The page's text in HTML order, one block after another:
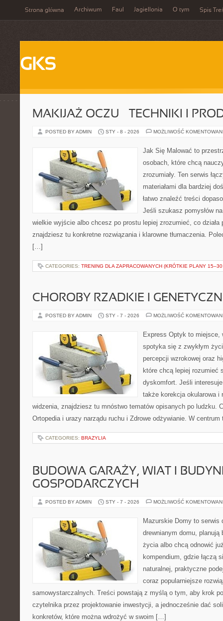
Strona główna Archiwum Faul Jagiellonia O tym Spis
GKS
MAKIJAŻ OCZU – TECHNIKI I
POSTED BY ADMIN STY - 8 - 2026 MOŻLIWOŚĆ
Jak Się Malować to
osobach, które chcą
zrozumiały. Ten serwis
materiałami dla bardziej
łatwo znaleźć treści
Jeśli szukasz pomysłów
wielkie wyjście albo chcesz po prostu lepiej zrozumieć, co działa
znajdziesz tu konkretne rozwiązania i klarowne tłumaczenia.
[…]
CATEGORIES: TRENING DLA ZAPRACOWANYCH (KRÓTKIE PLANY
CHOROBY RZADKIE I
POSTED BY ADMIN STY - 7 - 2026 MOŻLIWOŚĆ
Express Optyk to miejsce,
spotyka się z zwykłym
percepcji wzrokowej oraz
które chcą lepiej rozumieć
dyskomfort. Jeśli
także korekcja okularowa i
widzenia, znajdziesz tu mnóstwo tematów opisanych po ludzku.
Ortopedia i urazy narządu ruchu i Zdrowe odżywianie. W
CATEGORIES: BRAZYLIA
BUDOWA GARAŻY, WIAT I
GOSPODARCZYCH
POSTED BY ADMIN STY - 7 - 2026 MOŻLIWOŚĆ
Mazurskie Domy to serwis
drewnianym domu, planują
życia albo chcą odnowić
kompendium, gdzie łączą
naturalnej, praktyczne
coraz popularniejsze
samowystarczalnych. Treści powstają z myślą o tym, aby krok
czytelnika przez projektowanie inwestycji, a jednocześnie dać
konkretów, które można wdrożyć w swoim […]